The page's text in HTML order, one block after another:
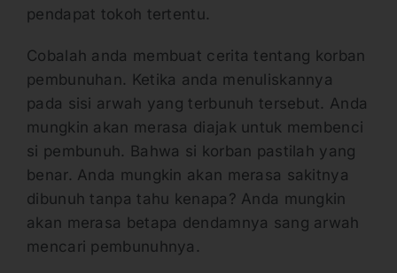
pendapat tokoh tertentu.
Cobalah anda membuat cerita tentang korban
pembunuhan. Ketika anda menuliskannya
pada sisi arwah yang terbunuh tersebut. Anda
mungkin akan merasa diajak untuk membenci
si pembunuh. Bahwa si korban pastilah yang
benar. Anda mungkin akan merasa sakitnya
dibunuh tanpa tahu kenapa? Anda mungkin
akan merasa betapa dendamnya sang arwah
mencari pembunuhnya.